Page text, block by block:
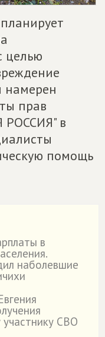
целью
намерен
прав
РОССИЯ" в
помощь
в
наболевшие
участнику СВО